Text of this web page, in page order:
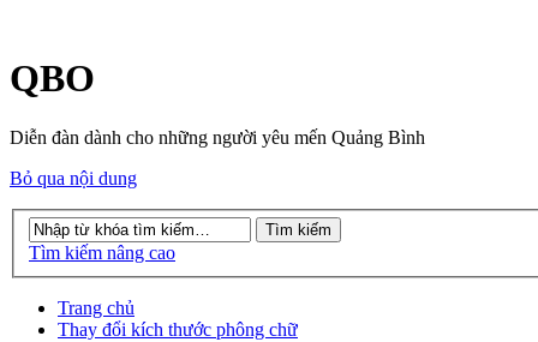
QBO
Diễn đàn dành cho những người yêu mến Quảng Bình
Bỏ qua nội dung
Tìm kiếm nâng cao
Trang chủ
Thay đổi kích thước phông chữ